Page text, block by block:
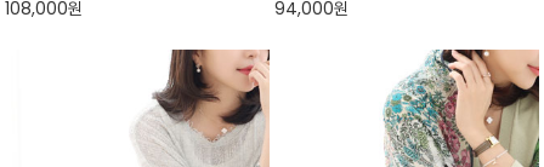
108,000원 94,000원